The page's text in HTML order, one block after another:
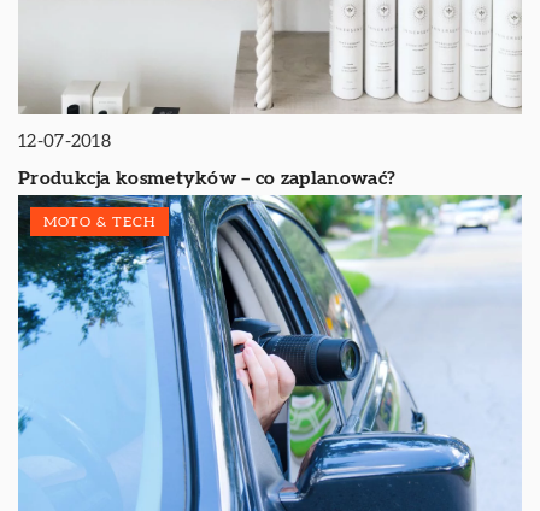
12-07-2018
Produkcja kosmetyków – co zaplanować?
MOTO & TECH